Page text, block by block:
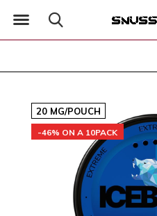
20 MG/POUCH
-46% ON A 10PACK